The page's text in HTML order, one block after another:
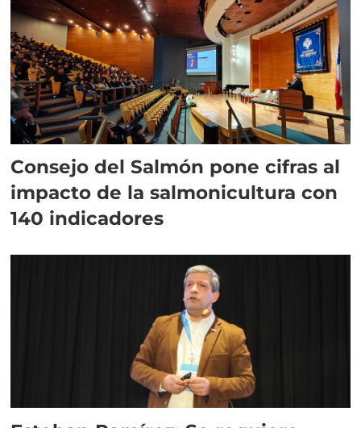
Consejo del Salmón pone cifras al
impacto de la salmonicultura con
140 indicadores